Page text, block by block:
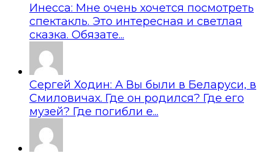
Инесса: Мне очень хочется посмотреть
спектакль. Это интересная и светлая
сказка. Обязате...
Сергей Ходин: А Вы были в Беларуси, в
Смиловичах. Где он родился? Где его
музей? Где погибли е...